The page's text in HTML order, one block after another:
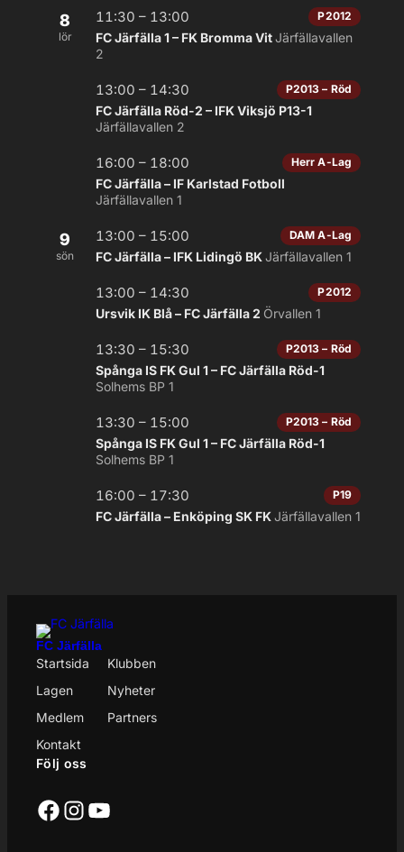
8
lör
11:30 – 13:00 P2012
FC Järfälla 1 – FK Bromma VitJärfällavallen
2
13:00 – 14:30 P2013 – Röd
FC Järfälla Röd-2 – IFK Viksjö P13-1
Järfällavallen 2
16:00 – 18:00 Herr A-Lag
FC Järfälla – IF Karlstad Fotboll
Järfällavallen 1
9
sön
13:00 – 15:00 DAM A-Lag
FC Järfälla – IFK Lidingö BK Järfällavallen 1
13:00 – 14:30 P2012
Ursvik IK Blå – FC Järfälla 2 Örvallen 1
13:30 – 15:30 P2013 – Röd
Spånga IS FK Gul 1 – FC Järfälla Röd-1
Solhems BP 1
13:30 – 15:00 P2013 – Röd
Spånga IS FK Gul 1 – FC Järfälla Röd-1
Solhems BP 1
16:00 – 17:30 P19
FC Järfälla – Enköping SK FK Järfällavallen 1
FC Järfälla
Startsida
Klubben
Lagen
Nyheter
Medlem
Partners
Kontakt
Följ oss
Facebook
Instagram
YouTube